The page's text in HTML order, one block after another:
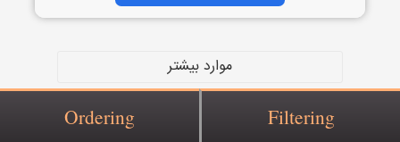
Filtering
Ordering
موارد بیشتر